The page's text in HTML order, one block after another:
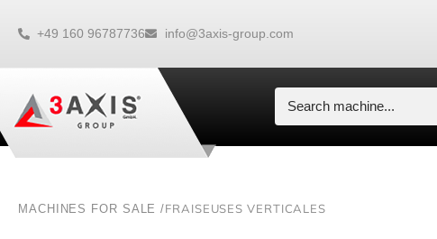
+49 160 96787736 info@3axis-group.com
MACHINES FOR SALE /FRAISEUSES VERTICALES